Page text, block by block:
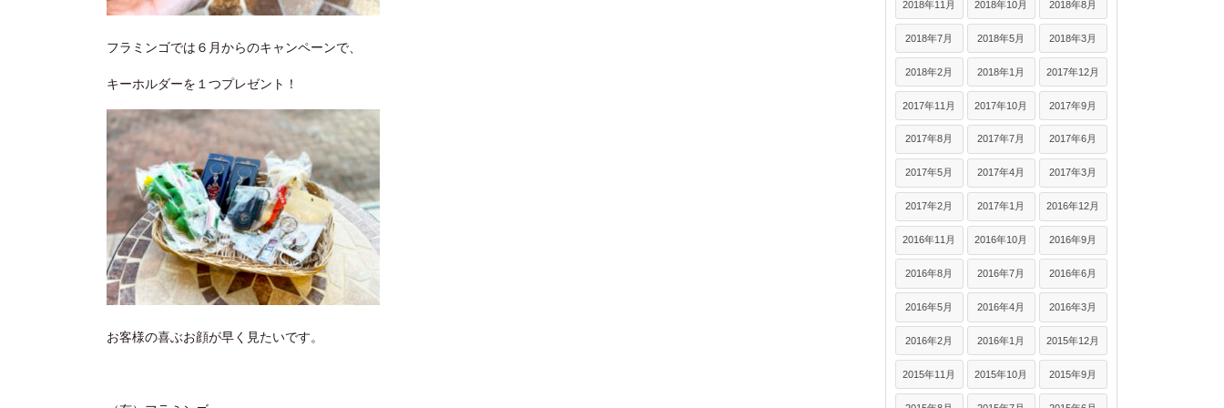
フラミンゴでは６月からのキャンペーンで、
キーホルダーを１つプレゼント！
お客様の喜ぶお顔が早く見たいです。
2018年11月 2018年10月 2018年8月
2018年7月 2018年5月 2018年3月
2018年2月 2018年1月 2017年12月
2017年11月 2017年10月 2017年9月
2017年8月 2017年7月 2017年6月
2017年5月 2017年4月 2017年3月
2017年2月 2017年1月 2016年12月
2016年11月 2016年10月 2016年9月
2016年8月 2016年7月 2016年6月
2016年5月 2016年4月 2016年3月
2016年2月 2016年1月 2015年12月
2015年11月 2015年10月 2015年9月